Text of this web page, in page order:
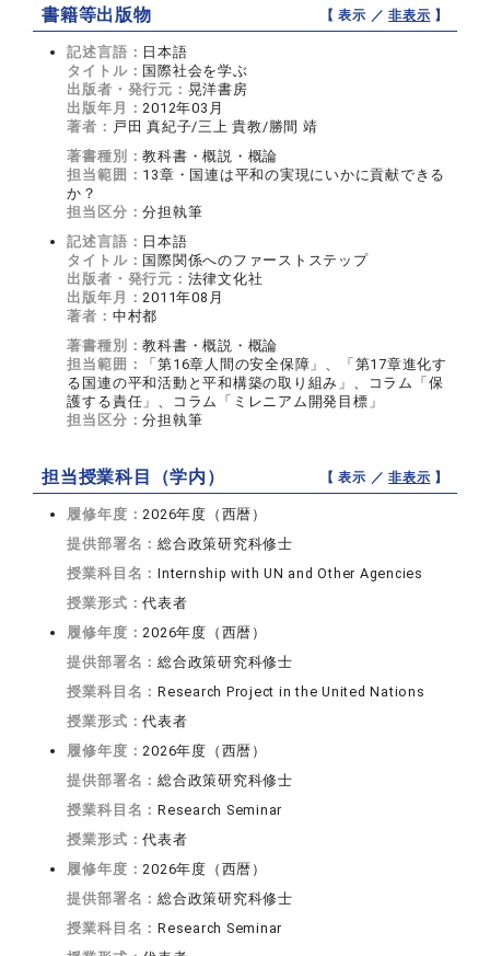
書籍等出版物 【 表示 ／非表示 】
記述言語： 日本語
タイトル： 国際社会を学ぶ
出版者・発行元： 晃洋書房
出版年月：2012年03月
著者： 戸田 真紀子/三上 貴教/勝間 靖
著書種別：教科書・概説・概論
担当範囲： 13章・国連は平和の実現にいかに貢献できる
か？
担当区分：分担執筆
記述言語： 日本語
タイトル： 国際関係へのファーストステップ
出版者・発行元： 法律文化社
出版年月：2011年08月
著者： 中村都
著書種別：教科書・概説・概論
担当範囲：
「第16章人間の安全保障」、「第17章進化す
る国連の平和活動と平和構築の取り組み」、コラム「保
護する責任」、コラム「ミレニアム開発目標」
担当区分：分担執筆
担当授業科目（学内） 【 表示 ／非表示 】
履修年度：2026年度（西暦）
提供部署名：総合政策研究科修士
授業科目名：Internship with UN and Other Agencies
授業形式：代表者
履修年度：2026年度（西暦）
提供部署名：総合政策研究科修士
授業科目名：Research Project in the United Nations
授業形式：代表者
履修年度：2026年度（西暦）
提供部署名：総合政策研究科修士
授業科目名：Research Seminar
授業形式：代表者
履修年度：2026年度（西暦）
提供部署名：総合政策研究科修士
授業科目名：Research Seminar